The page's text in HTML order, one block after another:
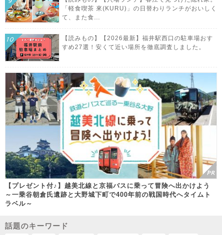
「軽食喫茶 來(KURU)」の日替わりランチがおいしく
て、また食...
【読みもの】【2026最新】福井駅西口の駐車場おす
すめ27選！安くて近い場所を徹底調査しました。
【プレゼント付♪】越美北線と京福バスに乗って冒険へ出かけよう
～一乗谷朝倉氏遺跡と大野城下町で400年前の戦国時代へタイムト
ラベル～
話題のキーワード